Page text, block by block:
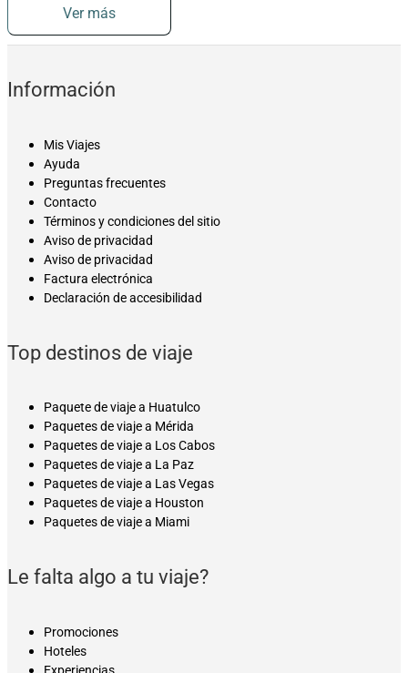
Ver más
Información
Mis Viajes
Ayuda
Preguntas frecuentes
Contacto
Términos y condiciones del sitio
Aviso de privacidad
Aviso de privacidad
Factura electrónica
Declaración de accesibilidad
Top destinos de viaje
Paquete de viaje a Huatulco
Paquetes de viaje a Mérida
Paquetes de viaje a Los Cabos
Paquetes de viaje a La Paz
Paquetes de viaje a Las Vegas
Paquetes de viaje a Houston
Paquetes de viaje a Miami
Le falta algo a tu viaje?
Promociones
Hoteles